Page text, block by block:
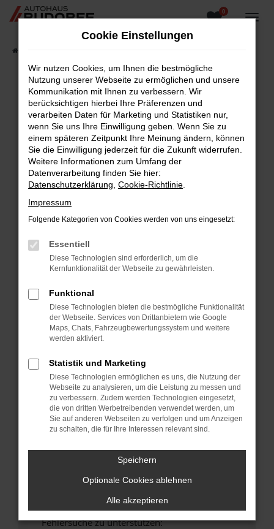
Zum
0
Fehler: Network Error
Beim Laden ist ein Fehler aufgetreten.
Hier sind ein paar Tipps, die dir helfen können:
Überprüfe deine Firewall und deine
Internetverbindung.
Laden andere Webseiten, zum Beispiel deine
Suchmaschine?
Prüfe deine Browsererweiterungen.
Manche Erweiterungen, wie Werbeblocker,
können das Laden bestimmter Seiten
verhindern. Funktioniert die Seite in einem
Fenster?
Starte dein Gerät neu.
Das kann manchmal helfen, vorübergehende
Probleme zu beheben.
Betriebssystem auf dem neuesten Stand
sind.
Veraltete Software birgt nicht nur ein
Sicherheitsrisiko, sondern kann auch dazu
führen, dass bestimmte Funktionen nicht mehr
unterstützt werden.
Wende dich an den Webseitenbetreiber.
Wenn du alle oben genannten Schritte versucht
hast, kontaktiere uns bitte. Wir werden
versuchen, das Problem zu beheben. Du kannst
uns diesen Text schicken, um uns bei der
Fehlersuche zu unterstützen:
Cookie Einstellungen
Wir nutzen Cookies, um Ihnen die bestmögliche
Nutzung unserer Webseite zu ermöglichen und unsere
Kommunikation mit Ihnen zu verbessern. Wir
berücksichtigen hierbei Ihre Präferenzen und
verarbeiten Daten für Marketing und Statistiken nur,
wenn Sie uns Ihre Einwilligung geben. Wenn Sie zu
einem späteren Zeitpunkt Ihre Meinung ändern, können
Sie die Einwilligung jederzeit für die Zukunft widerrufen.
Weitere Informationen zum Umfang der
Datenverarbeitung finden Sie hier:
Datenschutzerklärung Cookie-Richtlinie
Impressum
Folgende Kategorien von Cookies werden von uns eingesetzt:
Essentiell
Diese Technologien sind erforderlich, um die
Kernfunktionalität der Webseite zu gewährleisten.
Funktional
Diese Technologien bieten die bestmögliche Funktionalität
der Webseite. Services von Drittanbietern wie Google
Maps, Chats, Fahrzeugbewertungssystem und weitere
werden aktiviert.
Statistik und Marketing
Diese Technologien ermöglichen es uns, die Nutzung der
Webseite zu analysieren, um die Leistung zu messen und
zu verbessern. Zudem werden Technologien eingesetzt,
die von dritten Werbetreibenden verwendet werden, um
Sie auf anderen Webseiten zu verfolgen und um Anzeigen
zu schalten, die für Ihre Interessen relevant sind.
Speichern
Optionale Cookies ablehnen
Alle akzeptieren